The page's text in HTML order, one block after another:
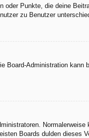
Punkte, die deine
zu Benutzer
Board-Administration kann
Normalerweise
Boards dulden dieses